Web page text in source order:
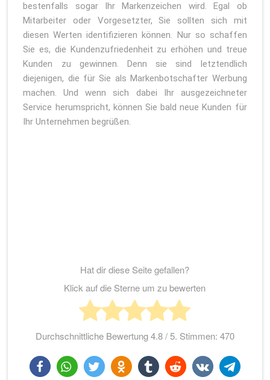
bestenfalls sogar Ihr Markenzeichen wird. Egal ob
Mitarbeiter oder Vorgesetzter, Sie sollten sich mit
diesen Werten identifizieren können. Nur so schaffen
Sie es, die Kundenzufriedenheit zu erhöhen und treue
Kunden zu gewinnen. Denn sie sind letztendlich
diejenigen, die für Sie als Markenbotschafter Werbung
machen. Und wenn sich dabei Ihr ausgezeichneter
Service herumspricht, können Sie bald neue Kunden für
Ihr Unternehmen begrüßen.
Hat dir diese Seite gefallen?
Klick auf die Sterne um zu bewerten
Durchschnittliche Bewertung4.8/ 5. Stimmen: 470